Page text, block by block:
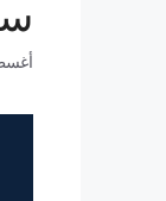
أغسطس